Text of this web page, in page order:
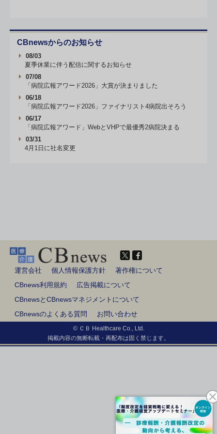
CBnewsからのお知らせ
08/03
夏季休業に伴う配信に関するお知らせ
07/08
「病院広報アワード2026」大賞が決まりました
06/18
「病院広報アワード2026」ファイナリスト4病院出そろう
06/17
「病院広報アワード」WebとVHPで最優秀2病院決まる
03/31
4月1日に社名変更
運営会社 個人情報保護方針
著作権について
CBnews利用規約
広告掲載について
CBnewsとCBnewsマネジメントについて
CBnewsのよくある質問
お問い合わせ
© ＣＢ Healthcare Co., Ltd.
掲載内容の無断転載・再配布は固く禁じます。